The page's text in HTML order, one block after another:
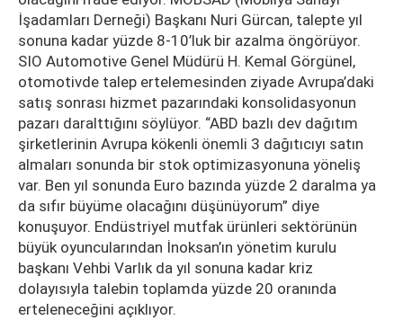
İşadamları Derneği) Başkanı Nuri Gürcan, talepte yıl
sonuna kadar yüzde 8-10’luk bir azalma öngörüyor.
SIO Automotive Genel Müdürü H. Kemal Görgünel,
otomotivde talep ertelemesinden ziyade Avrupa’daki
satış sonrası hizmet pazarındaki konsolidasyonun
pazarı daralttığını söylüyor. “ABD bazlı dev dağıtım
şirketlerinin Avrupa kökenli önemli 3 dağıtıcıyı satın
almaları sonunda bir stok optimizasyonuna yöneliş
var. Ben yıl sonunda Euro bazında yüzde 2 daralma ya
da sıfır büyüme olacağını düşünüyorum” diye
konuşuyor. Endüstriyel mutfak ürünleri sektörünün
büyük oyuncularından İnoksan’ın yönetim kurulu
başkanı Vehbi Varlık da yıl sonuna kadar kriz
dolayısıyla talebin toplamda yüzde 20 oranında
erteleneceğini açıklıyor.